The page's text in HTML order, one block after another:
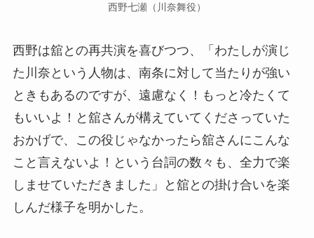
西野七瀬（川奈舞役）
西野は舘との再共演を喜びつつ、「わたしが演じ
た川奈という人物は、南条に対して当たりが強い
ときもあるのですが、遠慮なく！もっと冷たくて
もいいよ！と舘さんが構えていてくださっていた
おかげで、この役じゃなかったら舘さんにこんな
こと言えないよ！という台詞の数々も、全力で楽
しませていただきました」と舘との掛け合いを楽
しんだ様子を明かした。